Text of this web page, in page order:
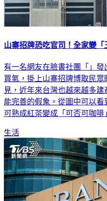
山寨招牌恐吃官司！全家變
有一名網友在臉書社團「」發
買氣，掛上山寨招牌博取民
見，近年來台灣也越來越多
能完善的假象。從圖中可以
可熟成紅茶變成「可否可咖啡
生活